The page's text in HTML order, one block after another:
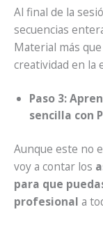
Al final de la
secuencias
Material más
creatividad en la
Paso 3:
sencilla con
Aunque este no
voy a contar los
para que
profesional a